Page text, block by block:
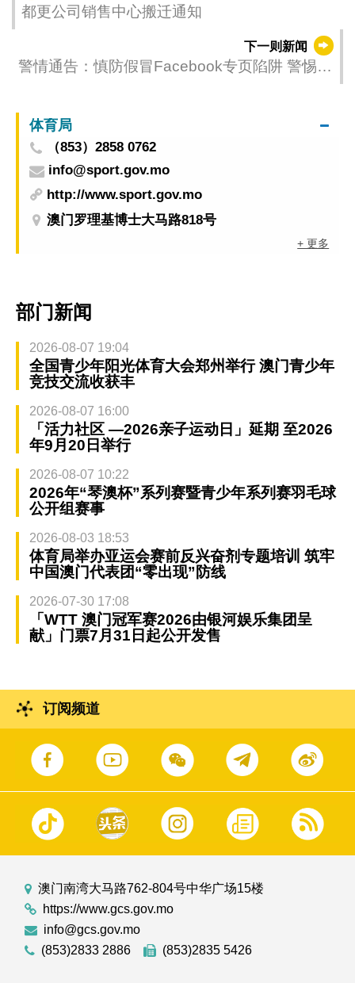
都更公司销售中心搬迁通知
下一则新闻
警情通告：慎防假冒Facebook专页陷阱 警惕网
体育局
（853）2858 0762
info@sport.gov.mo
http://www.sport.gov.mo
澳门罗理基博士大马路818号
+ 更多
部门新闻
2026-08-07 19:04
全国青少年阳光体育大会郑州举行 澳门青少年
竞技交流收获丰
2026-08-07 16:00
「活力社区 —2026亲子运动日」延期 至2026
年9月20日举行
2026-08-07 10:22
2026年“琴澳杯”系列赛暨青少年系列赛羽毛球
公开组赛事
2026-08-03 18:53
体育局举办亚运会赛前反兴奋剂专题培训 筑牢
中国澳门代表团“零出现”防线
2026-07-30 17:08
「WTT 澳门冠军赛2026由银河娱乐集团呈
献」门票7月31日起公开发售
订阅频道
澳门南湾大马路762-804号中华广场15楼
https://www.gcs.gov.mo
info@gcs.gov.mo
(853)2833 2886
(853)2835 5426